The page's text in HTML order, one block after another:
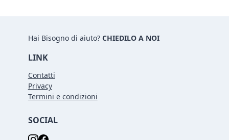
Hai Bisogno di aiuto? CHIEDILO A NOI
LINK
Contatti
Privacy
Termini e condizioni
SOCIAL